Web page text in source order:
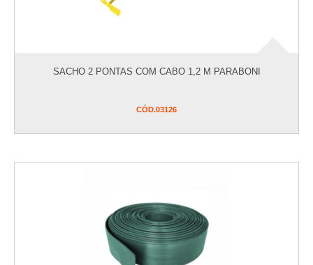
SACHO 2 PONTAS COM CABO 1,2 M PARABONI
CÓD.03126